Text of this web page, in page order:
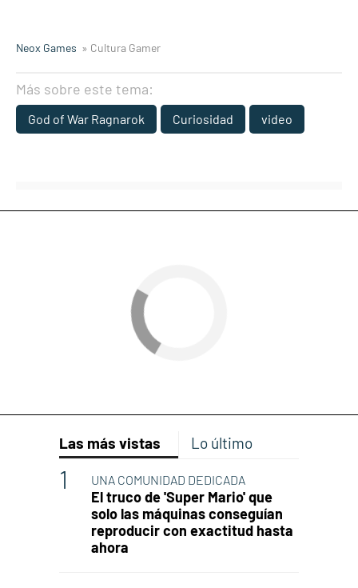
Neox Games » Cultura Gamer
Más sobre este tema:
God of War Ragnarok Curiosidad video
Las más vistas Lo último
UNA COMUNIDAD DEDICADA
El truco de 'Super Mario' que
solo las máquinas conseguían
reproducir con exactitud hasta
ahora